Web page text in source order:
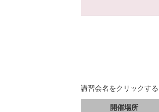
講習会名をクリックす
開催場所